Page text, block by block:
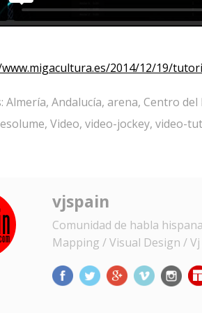
2014/12/19/
Almería, Andalucía, arena, Centro del
, Video, video-jockey, video-
vjspain
Comunidad de habla
Mapping / Visual Design /